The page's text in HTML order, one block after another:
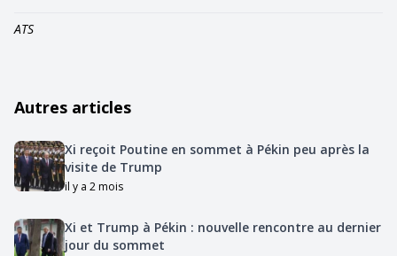
ATS
Autres articles
Xi reçoit Poutine en sommet à Pékin peu après la
visite de Trump
il y a 2 mois
Xi et Trump à Pékin : nouvelle rencontre au dernier
jour du sommet